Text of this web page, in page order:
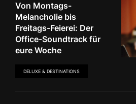
Von Montags-
Melancholie bis
Freitags-Feierei: Der
Office-Soundtrack für
eure Woche
DELUXE & DESTINATIONS